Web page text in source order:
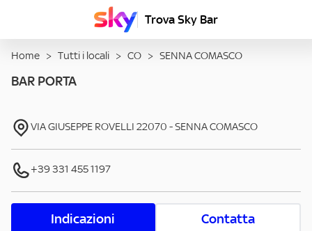
Trova Sky Bar
Home > Tutti i locali > CO > SENNA COMASCO
BAR PORTA
VIA GIUSEPPE ROVELLI 22070 -SENNA COMASCO
+39 331 455 1197
Indicazioni Contatta